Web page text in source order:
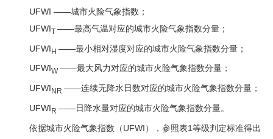
UFWI ——城市火险气象指数；
UFWIT ——最高气温对应的城市火险气象指数分量；
UFWIH ——最小相对湿度对应的城市火险气象指数分量；
UFWIW——最大风力对应的城市火险气象指数分量；
UFWINR ——连续无降水日数对应的城市火险气象指数分量；
UFWIR ——日降水量对应的城市火险气象指数分量。
依据城市火险气象指数（UFWI），参照表1等级判定标准得出